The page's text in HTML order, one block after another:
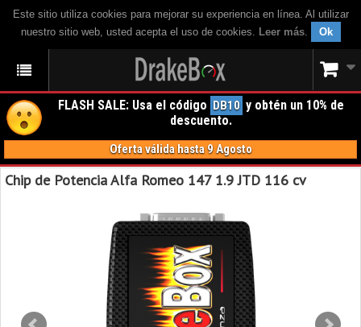
Este sitio utiliza cookies para mejorar su experiencia en línea. Al utilizar
nuestro sitio web, usted acepta el uso de cookies. Leer más. Ok
FLASH SALE: Usa el código DB10 y obtén un 10% de
descuento.
Oferta válida hasta 9 Agosto
Chip de Potencia Alfa Romeo 147 1.9 JTD 116 cv